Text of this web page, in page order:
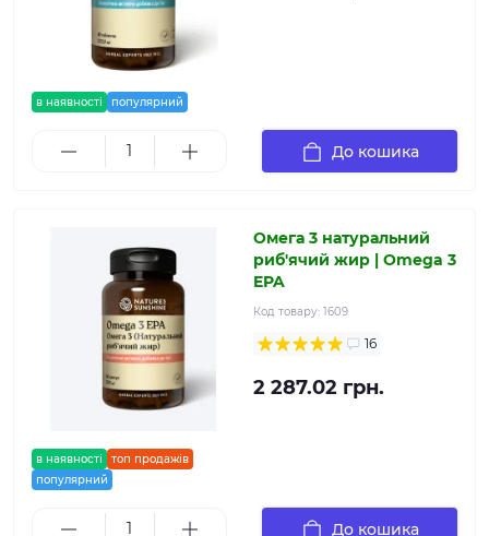
в наявності популярний
До кошика
в наявності
топ продажів
популярний
Омега 3 натуральний
риб'ячий жир | Omega 3
EPA
Код товару: 1609
16
2 287.02 грн.
До кошика